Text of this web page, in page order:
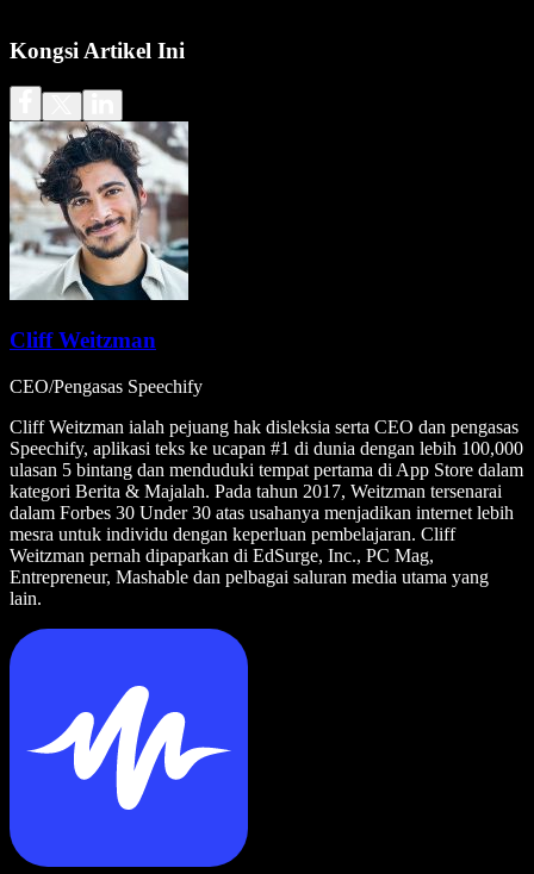
Kongsi Artikel Ini
Cliff Weitzman
CEO/Pengasas Speechify
Cliff Weitzman ialah pejuang hak disleksia serta CEO dan pengasas
Speechify, aplikasi teks ke ucapan #1 di dunia dengan lebih 100,000
ulasan 5 bintang dan menduduki tempat pertama di App Store dalam
kategori Berita & Majalah. Pada tahun 2017, Weitzman tersenarai
dalam Forbes 30 Under 30 atas usahanya menjadikan internet lebih
mesra untuk individu dengan keperluan pembelajaran. Cliff
Weitzman pernah dipaparkan di EdSurge, Inc., PC Mag,
Entrepreneur, Mashable dan pelbagai saluran media utama yang
lain.